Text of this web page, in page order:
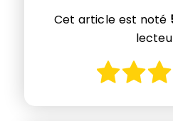
Cet article est noté